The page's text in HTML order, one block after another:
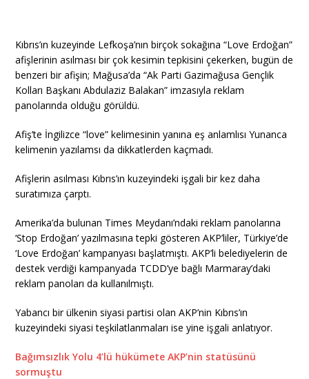
Kıbrıs’ın kuzeyinde Lefkoşa’nın birçok sokağına “Love Erdoğan”
afişlerinin asılması bir çok kesimin tepkisini çekerken, bugün de
benzeri bir afişin; Mağusa’da “Ak Parti Gazimağusa Gençlik
Kolları Başkanı Abdulaziz Balakan” imzasıyla reklam
panolarında olduğu görüldü.
Afiş’te İngilizce “love” kelimesinin yanına eş anlamlısı Yunanca
kelimenin yazılamsı da dikkatlerden kaçmadı.
Afişlerin asılması Kıbrıs’ın kuzeyindeki işgali bir kez daha
suratımıza çarptı.
Amerika’da bulunan Times Meydanı’ndaki reklam panolarına
‘Stop Erdoğan’ yazılmasına tepki gösteren AKP’liler, Türkiye’de
‘Love Erdoğan’ kampanyası başlatmıştı. AKP’li belediyelerin de
destek verdiği kampanyada TCDD’ye bağlı Marmaray’daki
reklam panoları da kullanılmıştı.
Yabancı bir ülkenin siyasi partisi olan AKP’nin Kıbrıs’ın
kuzeyindeki siyasi teşkilatlanmaları ise yine işgali anlatıyor.
Bağımsızlık Yolu 4’lü hükümete AKP’nin statüsünü
sormuştu